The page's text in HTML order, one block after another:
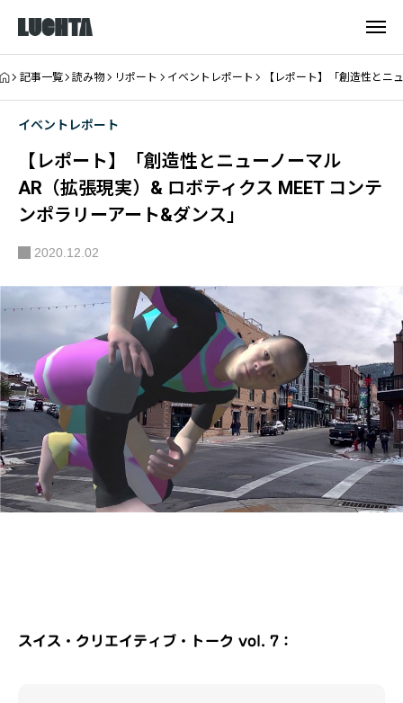
記事一覧 読み物 リポート イベントレポート 【レポート】「創造性とニ
イベントレポート
【レポート】「創造性とニューノーマル――
AR（拡張現実）& ロボティクス MEET コンテ
ンポラリーアート&ダンス」
2020.12.02
スイス・クリエイティブ・トーク vol. 7：